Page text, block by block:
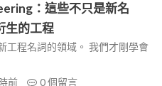
：這些不只是新名
生的工程
工程名詞的領域。 我們才剛學會
前 0個留言